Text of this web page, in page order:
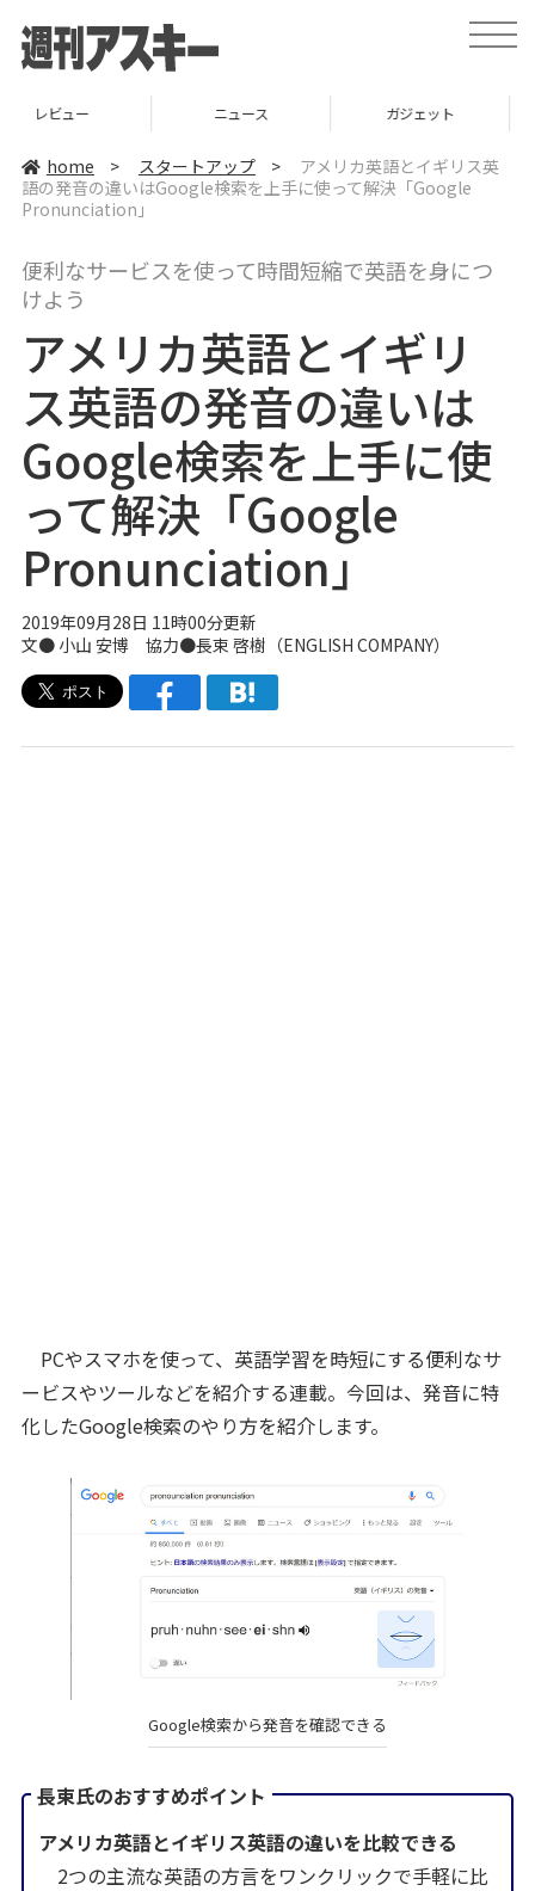
t
o
a
v
ニュース ガジェット ゲーム
home > スタートアップ >
アメリカ英語とイギリス英
語の発音の違いはGoogle検索を上手に使って解決「Google
Pronunciation」
便利なサービスを使って時間短縮で英語を身につ
けよう
アメリカ英語とイギリ
ス英語の発音の違いは
Google検索を上手に使
って解決「Google
Pronunciation」
2019年09月28日 11時00分更新
文● 小山 安博 協力●長束 啓樹（ENGLISH COMPANY）
PCやスマホを使って、英語学習を時短にする便利なサ
ービスやツールなどを紹介する連載。今回は、発音に特
化したGoogle検索のやり方を紹介します。
Google検索から発音を確認できる
長束氏のおすすめポイント
アメリカ英語とイギリス英語の違いを比較できる
2つの主流な英語の方言をワンクリックで手軽に比